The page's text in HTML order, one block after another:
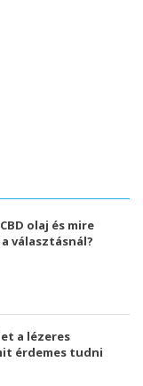
olaj és mire
választásnál?
a lézeres
érdemes tudni